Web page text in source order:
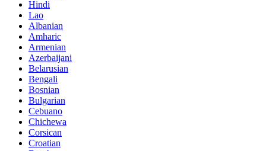
Hindi
Lao
Albanian
Amharic
Armenian
Azerbaijani
Belarusian
Bengali
Bosnian
Bulgarian
Cebuano
Chichewa
Corsican
Croatian